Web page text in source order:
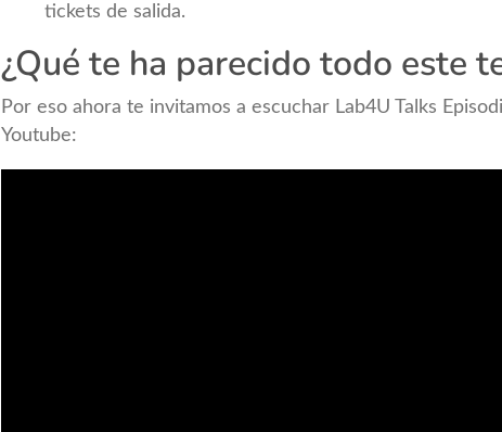
tickets de salida.
¿Qué te ha parecido todo este
Por eso ahora te invitamos a escuchar Lab4U Talks
Youtube: